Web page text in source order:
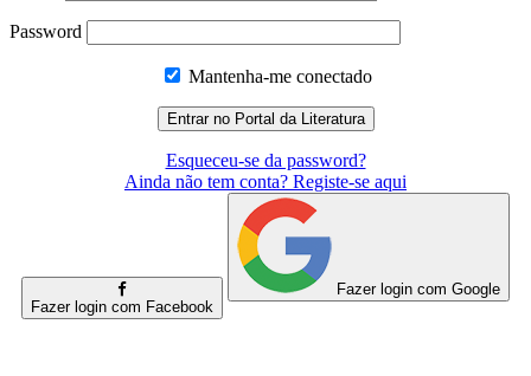
Password
Mantenha-me conectado
Esqueceu-se da password?
Ainda não tem conta? Registe-se aqui
Fazer login com Facebook
Fazer login com Google